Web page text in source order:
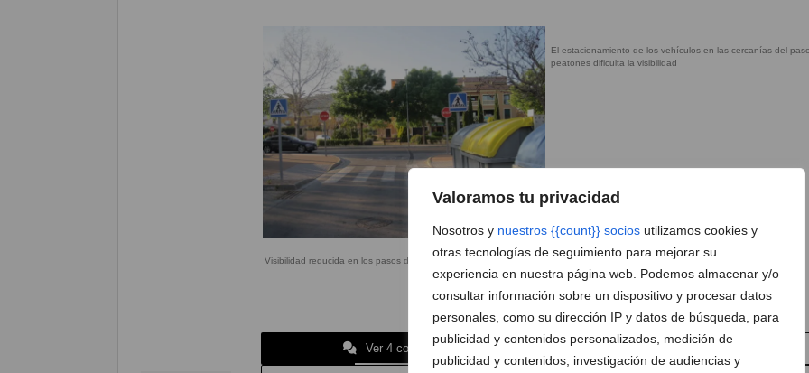
Valoramos tu privacidad
Nosotros y nuestros {{count}} socios utilizamos cookies y
otras tecnologías de seguimiento para mejorar su
experiencia en nuestra página web. Podemos almacenar y/o
consultar información sobre un dispositivo y procesar datos
personales, como su dirección IP y datos de búsqueda, para
publicidad y contenidos personalizados, medición de
publicidad y contenidos, investigación de audiencias y
Visibilidad reducida en los pasos de peatones
El estacionamiento de los vehículos en las cercanías del
peatones dificulta la visibilidad
Ver 4 comentarios Suscríbete a la newsletter